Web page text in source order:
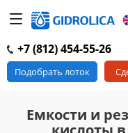
+7 (812) 454-55-26
Подобрать лоток
Емкости и